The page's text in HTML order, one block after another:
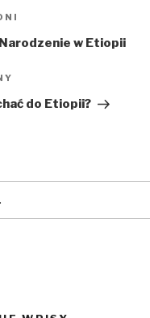
w Etiopii
do Etiopii?